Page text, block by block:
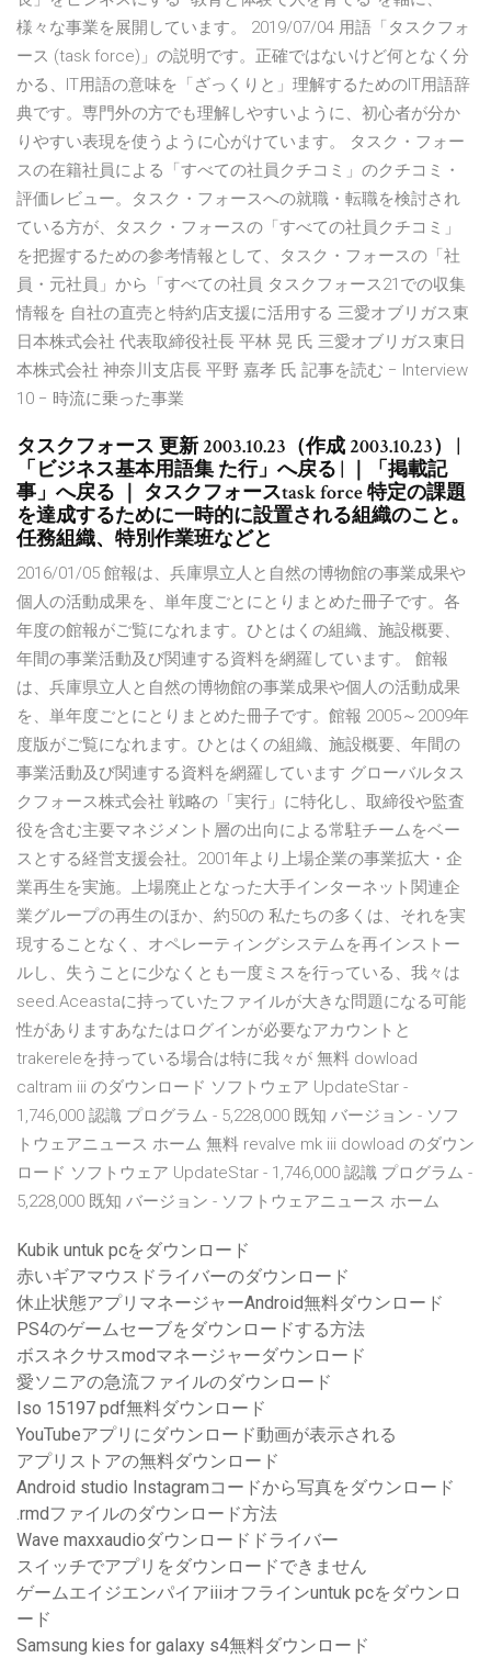
様々な事業を展開しています。 2019/07/04 用語「タスクフォ
ース (task force)」の説明です。正確ではないけど何となく分
かる、IT用語の意味を「ざっくりと」理解するためのIT用語辞
典です。専門外の方でも理解しやすいように、初心者が分か
りやすい表現を使うように心がけています。 タスク・フォー
スの在籍社員による「すべての社員クチコミ」のクチコミ・
評価レビュー。タスク・フォースへの就職・転職を検討され
ている方が、タスク・フォースの「すべての社員クチコミ」
を把握するための参考情報として、タスク・フォースの「社
員・元社員」から「すべての社員 タスクフォース21での収集
情報を 自社の直売と特約店支援に活用する 三愛オブリガス東
日本株式会社 代表取締役社長 平林 晃 氏 三愛オブリガス東日
本株式会社 神奈川支店長 平野 嘉孝 氏 記事を読む − Interview
10 − 時流に乗った事業
タスクフォース 更新 2003.10.23（作成 2003.10.23） |
「ビジネス基本用語集 た行」へ戻る | ｜「掲載記
事」へ戻る ｜ タスクフォースtask force 特定の課題
を達成するために一時的に設置される組織のこと。
任務組織、特別作業班などと
2016/01/05 館報は、兵庫県立人と自然の博物館の事業成果や
個人の活動成果を、単年度ごとにとりまとめた冊子です。各
年度の館報がご覧になれます。ひとはくの組織、施設概要、
年間の事業活動及び関連する資料を網羅しています。 館報
は、兵庫県立人と自然の博物館の事業成果や個人の活動成果
を、単年度ごとにとりまとめた冊子です。館報 2005～2009年
度版がご覧になれます。ひとはくの組織、施設概要、年間の
事業活動及び関連する資料を網羅しています グローバルタス
クフォース株式会社 戦略の「実行」に特化し、取締役や監査
役を含む主要マネジメント層の出向による常駐チームをベー
スとする経営支援会社。2001年より上場企業の事業拡大・企
業再生を実施。上場廃止となった大手インターネット関連企
業グループの再生のほか、約50の 私たちの多くは、それを実
現することなく、オペレーティングシステムを再インストー
ルし、失うことに少なくとも一度ミスを行っている、我々は
seed.Aceastaに持っていたファイルが大きな問題になる可能
性がありますあなたはログインが必要なアカウントと
trakereleを持っている場合は特に我々が 無料 dowload
caltram iii のダウンロード ソフトウェア UpdateStar -
1,746,000 認識 プログラム - 5,228,000 既知 バージョン - ソフ
トウェアニュース ホーム 無料 revalve mk iii dowload のダウン
ロード ソフトウェア UpdateStar - 1,746,000 認識 プログラム -
5,228,000 既知 バージョン - ソフトウェアニュース ホーム
Kubik untuk pcをダウンロード
赤いギアマウスドライバーのダウンロード
休止状態アプリマネージャーAndroid無料ダウンロード
PS4のゲームセーブをダウンロードする方法
ボスネクサスmodマネージャーダウンロード
愛ソニアの急流ファイルのダウンロード
Iso 15197 pdf無料ダウンロード
YouTubeアプリにダウンロード動画が表示される
アプリストアの無料ダウンロード
Android studio Instagramコードから写真をダウンロード
.rmdファイルのダウンロード方法
Wave maxxaudioダウンロードドライバー
スイッチでアプリをダウンロードできません
ゲームエイジエンパイアiiiオフラインuntuk pcをダウンロ
ード
Samsung kies for galaxy s4無料ダウンロード